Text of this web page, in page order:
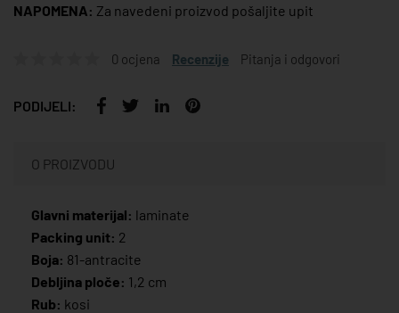
NAPOMENA: Za navedeni proizvod pošaljite upit
0 ocjena Recenzije Pitanja i odgovori
PODIJELI:
O PROIZVODU
Glavni materijal: laminate
Packing unit: 2
Boja: 81-antracite
Debljina ploče: 1,2 cm
Rub: kosi